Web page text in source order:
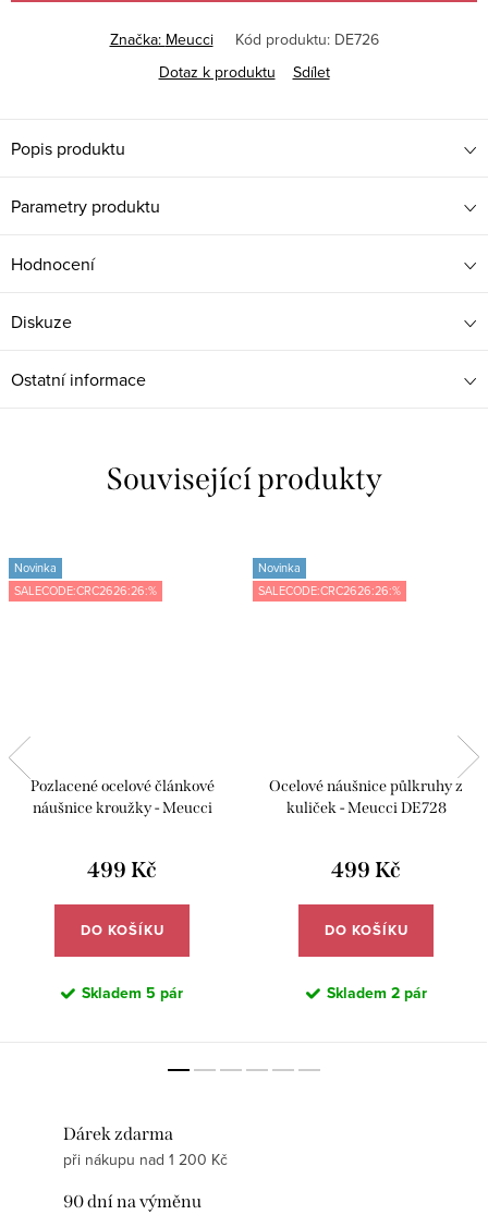
Značka: Meucci Kód produktu: DE726
Dotaz k produktu
Sdílet
Popis produktu
Parametry produktu
Hodnocení
Diskuze
Ostatní informace
Související produkty
Novinka
SALECODE:CRC2626:26:%
Pozlacené ocelové článkové
náušnice kroužky - Meucci
499 Kč
DO KOŠÍKU
Skladem 5 pár
Novinka
SALECODE:CRC2626:26:%
Ocelové náušnice půlkruhy z
kuliček - Meucci DE728
499 Kč
DO KOŠÍKU
Skladem 2 pár
Dárek zdarma
při nákupu nad 1 200 Kč
90 dní na výměnu